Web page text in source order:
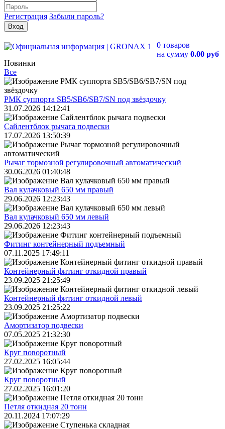
Регистрация Забыли пароль?
0 товаров
на сумму 0.00 руб
Новинки
Все
РМК суппорта SB5/SB6/SB7/SN под звёздочку
31.07.2026 14:12:41
Сайлентблок рычага подвески
17.07.2026 13:50:39
Рычаг тормозной регулировочный автоматический
30.06.2026 01:40:48
Вал кулачковый 650 мм правый
29.06.2026 12:23:43
Вал кулачковый 650 мм левый
29.06.2026 12:23:43
Фитинг контейнерный подъемный
07.11.2025 17:49:11
Контейнерный фитинг откидной правый
23.09.2025 21:25:49
Контейнерный фитинг откидной левый
23.09.2025 21:25:22
Амортизатор подвески
07.05.2025 21:32:30
Круг поворотный
27.02.2025 16:05:44
Круг поворотный
27.02.2025 16:01:20
Петля откидная 20 тонн
20.11.2024 17:07:29